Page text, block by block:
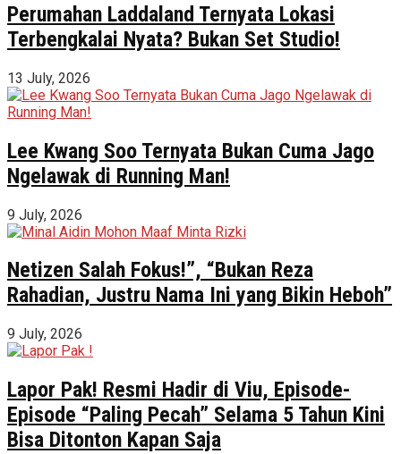
Perumahan Laddaland Ternyata Lokasi
Terbengkalai Nyata? Bukan Set Studio!
13 July, 2026
Lee Kwang Soo Ternyata Bukan Cuma Jago
Ngelawak di Running Man!
9 July, 2026
Netizen Salah Fokus!”, “Bukan Reza
Rahadian, Justru Nama Ini yang Bikin Heboh”
9 July, 2026
Lapor Pak! Resmi Hadir di Viu, Episode-
Episode “Paling Pecah” Selama 5 Tahun Kini
Bisa Ditonton Kapan Saja